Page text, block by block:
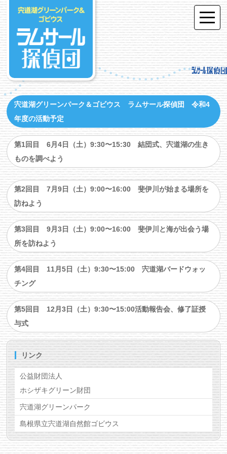
宍道湖グリーンパーク＆ゴビウス ラムサール探偵団 令和4
年度の活動予定
第1回目 6月4日（土）9:30〜15:30 結団式、宍道湖の生き
ものを調べよう
第2回目 7月9日（土）9:00〜16:00 斐伊川が始まる場所を
訪ねよう
第3回目 9月3日（土）9:00〜16:00 斐伊川と海が出会う場
所を訪ねよう
第4回目 11月5日（土）9:30〜15:00 宍道湖バードウォッ
チング
第5回目 12月3日（土）9:30〜15:00活動報告会、修了証授
与式
リンク
公益財団法人
ホシザキグリーン財団
宍道湖グリーンパーク
島根県立宍道湖自然館ゴビウス